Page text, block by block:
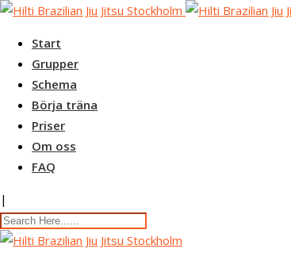
Skip
contentStart
Grupper
Schema
Börja träna
Priser
Om oss
FAQ
|